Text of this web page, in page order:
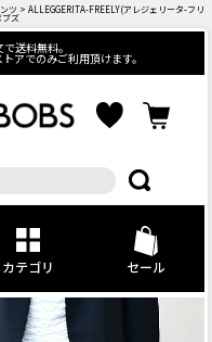
ツ > ALLEGGERITA-FREELY(アレジェリータ-フリ
ブズ
送料無料。
アでのみご利用頂けます。
カテゴリ セール